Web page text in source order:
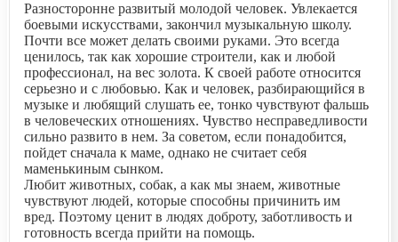
Разносторонне развитый молодой человек. Увлекается
боевыми искусствами, закончил музыкальную школу.
Почти все может делать своими руками. Это всегда
ценилось, так как хорошие строители, как и любой
профессионал, на вес золота. К своей работе относится
серьезно и с любовью. Как и человек, разбирающийся в
музыке и любящий слушать ее, тонко чувствуют фальшь
в человеческих отношениях. Чувство несправедливости
сильно развито в нем. За советом, если понадобится,
пойдет сначала к маме, однако не считает себя
маменькиным сынком.
Любит животных, собак, а как мы знаем, животные
чувствуют людей, которые способны причинить им
вред. Поэтому ценит в людях доброту, заботливость и
готовность всегда прийти на помощь.